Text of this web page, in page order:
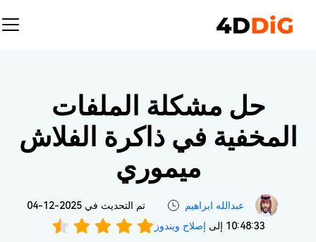
حل مشكلة الملفات
المخفية في ذاكرة الفلاش
ميموري
عبدالله ابراهيم‎
تم التحديث في 2025-12-04
10:48:33 إلى
إصلاح ويندوز